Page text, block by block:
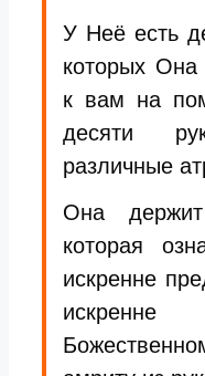
У Неё есть
которых Она
к вам на
десяти
различные
Она
которая
искренне